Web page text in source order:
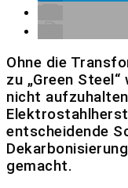
Ohne die
zu „Green
nicht
entscheidende
gemacht.